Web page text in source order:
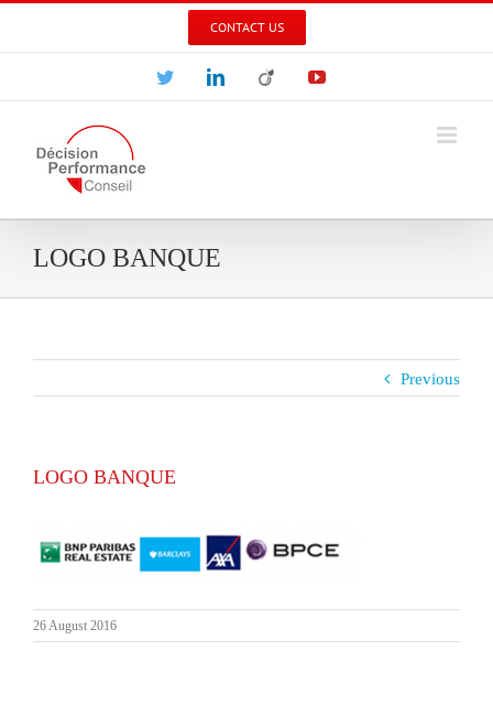
CONTACT US
TwitterLinkedInViadeo YouTube
LOGO BANQUE
Previous
LOGO BANQUE
26 August 2016